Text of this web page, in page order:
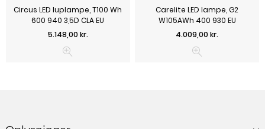
Circus LED luplampe, T100 Wh
600 940 3,5D CLA EU
Pris
5.148,00 kr.
Carelite LED lampe, G2
W105AWh 400 930 EU
Pris
4.009,00 kr.